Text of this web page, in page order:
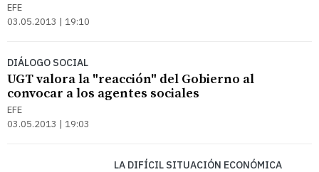
EFE
03.05.2013 | 19:10
DIÁLOGO SOCIAL
UGT valora la "reacción" del Gobierno al
convocar a los agentes sociales
EFE
03.05.2013 | 19:03
LA DIFÍCIL SITUACIÓN ECONÓMICA